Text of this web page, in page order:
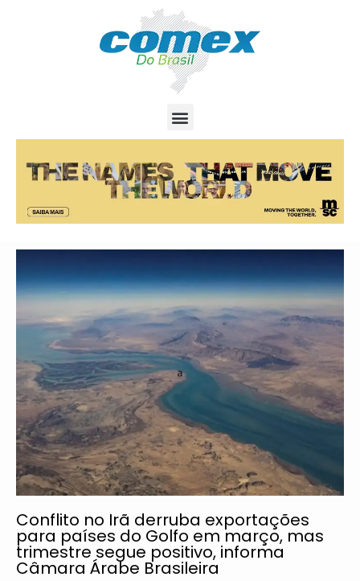
Conflito no Irã derruba exportações
para países do Golfo em março, mas
trimestre segue positivo, informa
Câmara Árabe Brasileira